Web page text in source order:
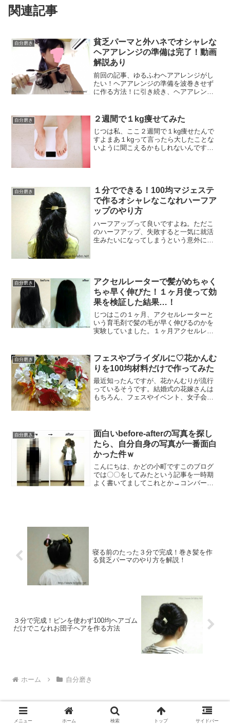
関連記事
自分磨き
貧乏パーマと外ハネでオシャレな
ヘアアレンジの準備は完了！動画
解説あり
前回の記事、ゆるふわヘアアレンジがし
たい！ヘアアレンジの準備を波巻きせず
に作る方法！に引き続き、ヘアアレンジ
きましょう。巻き髪が苦手でも外ハネに
するだけなら難しくないので安心ですよ
♡
自分磨き ２週間で１kg痩せてみた
じつは私、ここ２週間で１kg痩せたんで
すよまあ１kgって言ったら大したことな
いように聞こえるかもしれないんですけ
自分磨き
１分でできる！100均マジェステ
で作るオシャレなこなれハーフア
ップのやり方
ハーフアップって良いですよね。ただこ
のハーフアップ、失敗すると一気に就活
生みたいになってしまうという意外に難
自分磨き
アクセルレーターで髪がめちゃく
ちゃ早く伸びた！１ヶ月使って効
果を検証した結果…！
じつはこの１ヶ月、アクセルレーターと
いう育毛剤で髪の毛が早く伸びるのかを
実験していました。１ヶ月アクセルレー
方、アクセルレーターの使用感について
解説します！
自分磨き
フェスやブライダルに♡花かんむ
りを100均材料だけで作ってみた
最近知ったんですが、花かんむりが流行
っているそうです。結婚式の花嫁さんは
もちろん、フェスやイベント、女子会で
てみました。
自分磨き
面白いbefore-afterの写真を探し
たら、自分自身の写真が一番面白
かった件ｗ
こんにちは、かどの小町ですこのブログ
では〇〇をしてみたという記事を一時期
よく書いてましてこれとか→コンバース
寝る前のたった３分で完成！巻き髪を作
る貧乏パーマのやり方を解説！
３分で完成！ピンを使わず100均ヘアゴム
だけでこなれお団子ヘアを作る方法
ホーム 自分磨き
メニュー ホーム 検索 トップ サイドバー